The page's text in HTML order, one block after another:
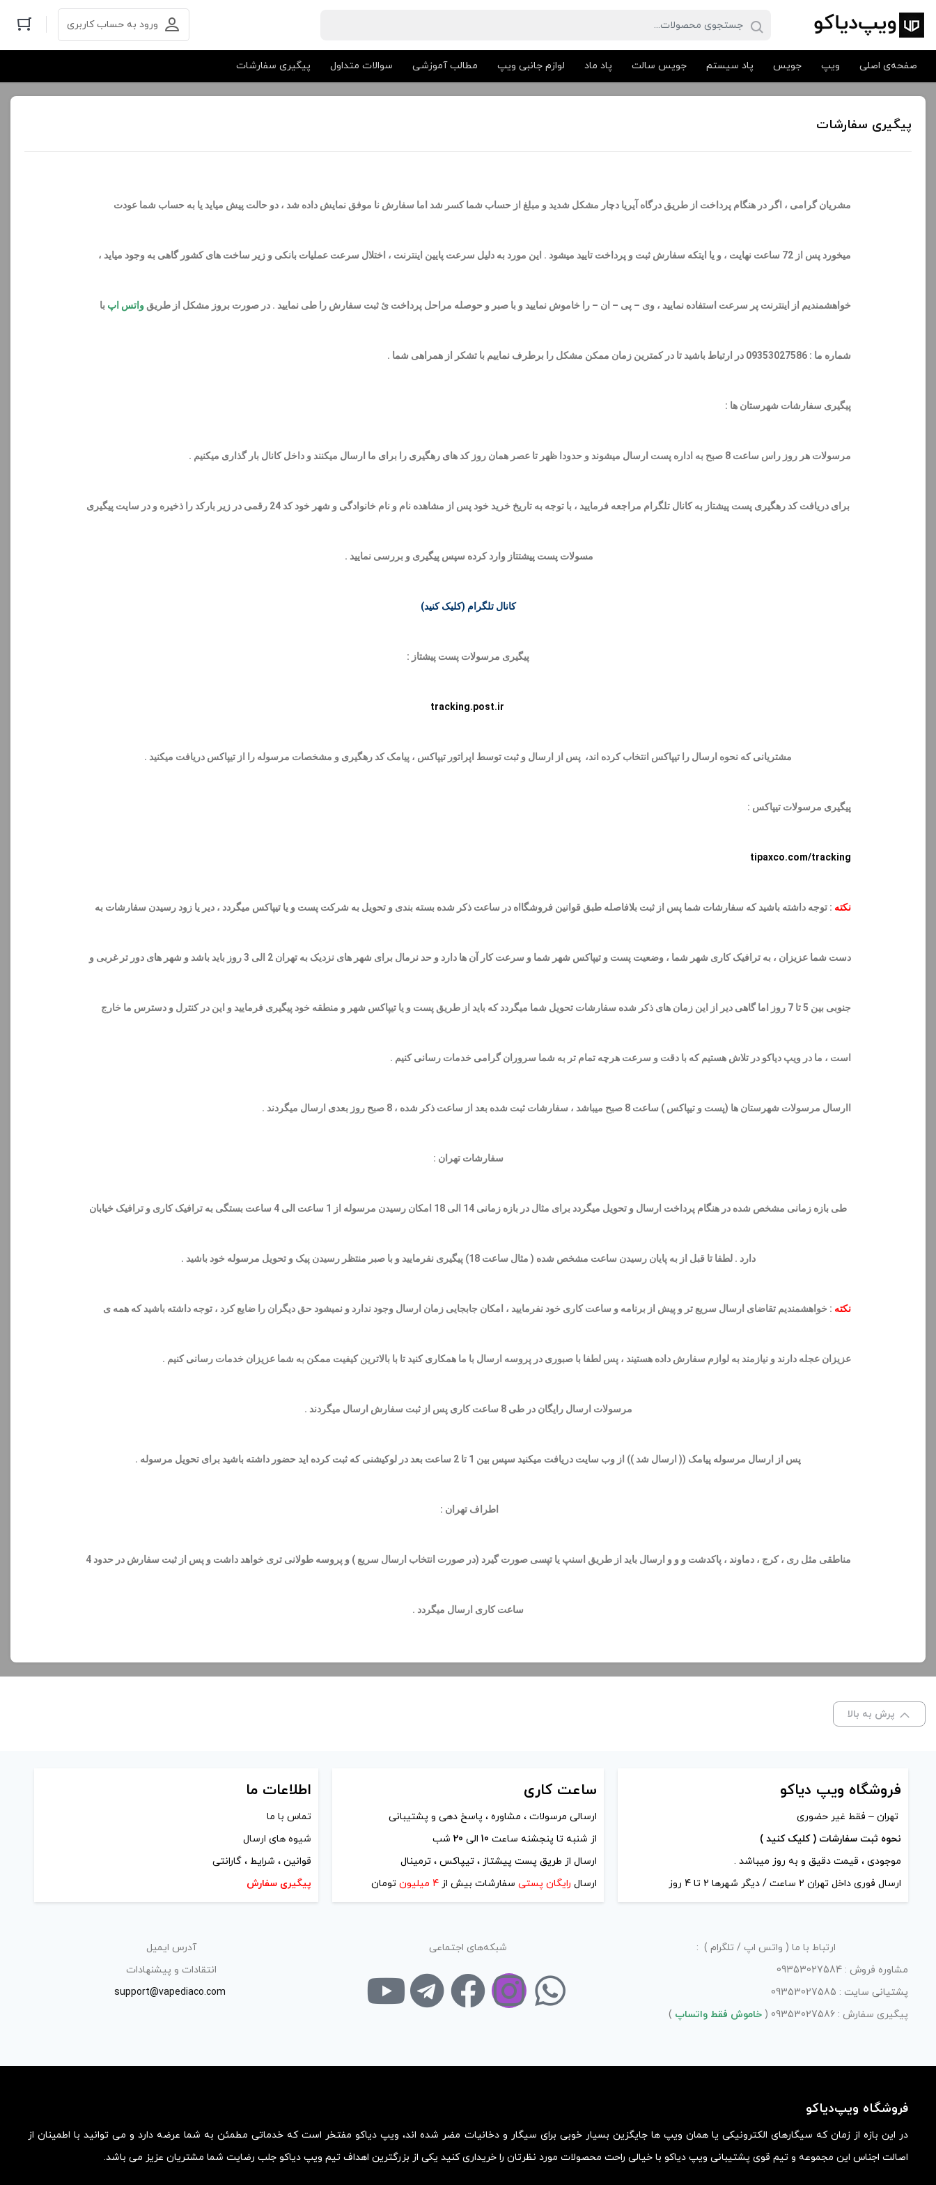
ورود به حساب کاربری
صفحه‌ی اصلی ویپ جویس پاد سیستم جویس سالت پاد ماد لوازم جانبی ویپ مطالب آموزشی سوالات متداول پیگیری سفارشات
پیگیری سفارشات
مشریان گرامی ، اگر در هنگام پرداخت از طریق درگاه آیریا دچار مشکل شدید و مبلغ از حساب شما کسر شد اما سفارش نا موفق نمایش داده شد ، دو حالت پیش میاید یا به حساب شما عودت
میخورد پس از 72 ساعت نهایت ، و یا ایتکه سفارش ثبت و پرداخت تایید میشود . این مورد به دلیل سرعت پایین اینترنت ، اختلال سرعت عملیات بانکی و زیر ساخت های کشور گاهی به وجود میاید ،
خواهشمندیم از اینترنت پر سرعت استفاده نمایید ، وی – پی – ان – را خاموش نمایید و با صبر و حوصله مراحل پرداخت ئ ثبت سفارش را طی نمایید . در صورت بروز مشکل از طریق واتس اپ با
شماره ما : 09353027586 در ارتباط باشید تا در کمترین زمان ممکن مشکل را برطرف نماییم با تشکر از همراهی شما .
پیگیری سفارشات شهرستان ها :
مرسولات هر روز راس ساعت 8 صبح به اداره پست ارسال میشوند و حدودا ظهر تا عصر همان روز کد های رهگیری را برای ما ارسال میکنند و داخل کانال بار گذاری میکنیم .
برای دریافت کد رهگیری پست پیشتاز به کانال تلگرام مراجعه فرمایید ، با توجه به تاریخ خرید خود پس از مشاهده نام و نام خانوادگی و شهر خود کد 24 رقمی در زیر بارکد را ذخیره و در سایت پیگیری
مسولات پست پیشتتاز وارد کرده سپس پیگیری و بررسی نمایید .
کانال تلگرام (کلیک کنید)
پیگیری مرسولات پست پیشتاز :
مشتریانی که نحوه ارسال را تیپاکس انتخاب کرده اند، پس از ارسال و ثبت توسط اپراتور تیپاکس ، پیامک کد رهگیری و مشخصات مرسوله را از تیپاکس دریافت میکنید .
پیگیری مرسولات تیپاکس :
tipaxco.com/tracking
نکته : توجه داشته باشید که سفارشات شما پس از ثبت بلافاصله طبق قوانین فروشگااه در ساعت ذکر شده بسته بندی و تحویل به شرکت پست و یا تیپاکس میگردد ، دیر یا زود رسیدن سفارشات به
دست شما عزیزان ، به ترافیک کاری شهر شما ، وضعیت پست و تیپاکس شهر شما و سرعت کار آن ها دارد و حد نرمال برای شهر های نزدیک به تهران 2 الی 3 روز باید باشد و شهر های دور تر غربی و
جنوبی بین 5 تا 7 روز اما گاهی دیر از این زمان های ذکر شده سفارشات تحویل شما میگردد که باید از طریق پست و یا تیپاکس شهر و منطقه خود پیگیری فرمایید و این در کنترل و دسترس ما خارج
است ، ما در ویپ دیاکو در تلاش هستیم که با دقت و سرعت هرچه تمام تر به شما سروران گرامی خدمات رسانی کنیم .
اارسال مرسولات شهرستان ها (پست و تیپاکس ) ساعت 8 صبح میباشد ، سفارشات ثبت شده بعد از ساعت ذکر شده ، 8 صبح روز بعدی ارسال میگردند .
سفارشات تهران :
طی بازه زمانی مشخص شده در هنگام پرداخت ارسال و تحویل میگردد برای مثال در بازه زمانی 14 الی 18 امکان رسیدن مرسوله از 1 ساعت الی 4 ساعت بستگی به ترافیک کاری و ترافیک خیابان
دارد . لطفا تا قبل از به پایان رسیدن ساعت مشخص شده ( مثال ساعت 18) پیگیری نفرمایید و با صبر منتظر رسیدن پیک و تحویل مرسوله خود باشید .
نکته : خواهشمندیم تقاضای ارسال سریع تر و پیش از برنامه و ساعت کاری خود نفرمایید ، امکان جابجایی زمان ارسال وجود ندارد و نمیشود حق دیگران را ضایع کرد ، توجه داشته باشید که همه ی
عزیزان عجله دارند و نیازمند به لوازم سفارش داده هستیند ، پس لطفا با صبوری در پروسه ارسال با ما همکاری کنید تا با بالاترین کیفیت ممکن به شما عزیزان خدمات رسانی کنیم .
مرسولات ارسال رایگان در طی 8 ساعت کاری پس از ثبت سفارش ارسال میگردند .
پس از ارسال مرسوله پیامک (( ارسال شد )) از وب سایت دریافت میکنید سپس بین 1 تا 2 ساعت بعد در لوکیشنی که ثبت کرده اید حضور داشته باشید برای تحویل مرسوله .
اطراف تهران :
مناطقی مثل ری ، کرج ، دماوند ، پاکدشت و و و ارسال باید از طریق اسنپ یا تپسی صورت گیرد (در صورت انتخاب ارسال سریع ) و پروسه طولانی تری خواهد داشت و پس از ثبت سفارش در حدود 4
ساعت کاری ارسال میگردد .
پرش به بالا
فروشگاه ویپ دیاکو
تهران – فقط غیر حضوری
نحوه ثبت سفارشات ( کلیک کنید )
موجودی ، قیمت دقیق و به روز میباشد .
ارسال فوری داخل تهران 2 ساعت / دیگر شهرها 2 تا 4 روز
ساعت کاری
ارسالی مرسولات ، مشاوره ، پاسخ دهی و پشتیبانی
از شنبه تا پنجشنه ساعت 10الی 20شب
ارسال از طریق پست پیشتاز ، تیپاکس ، ترمینال
ارسال رایگان پستی سفارشات بیش از 4 میلیون تومان
اطلاعات ما
تماس با ما
شیوه های ارسال
قوانین ، شرایط ، گارانتی
پیگیری سفارش
ارتباط با ما ( واتس اپ / تلگرام ) :
مشاوره فروش : 09353027584
پشتیانی سایت : 09353027585
پیگیری سفارش : 09353027586 (
خاموش فقط واتساپ )
شبکه‌های اجتماعی
آدرس ایمیل
انتقادات و پیشنهادات
support@vapediaco.com
فروشگاه ویپ‌دیاکو
در این بازه از زمان که سیگارهای الکترونیکی یا همان ویپ ها جایگزین بسیار خوبی برای سیگار و دخانیات مضر شده اند، ویپ دیاکو مفتخر است که خدماتی مطمئن به شما عرضه دارد و می توانید با اطمینان از
اصالت اجناس این مجموعه و تیم قوی پشتیبانی ویپ دیاکو با خیالی راحت محصولات مورد نظرتان را خریداری کنید یکی از بزرگترین اهداف تیم ویپ دیاکو جلب رضایت شما مشتریان عزیز می باشد.